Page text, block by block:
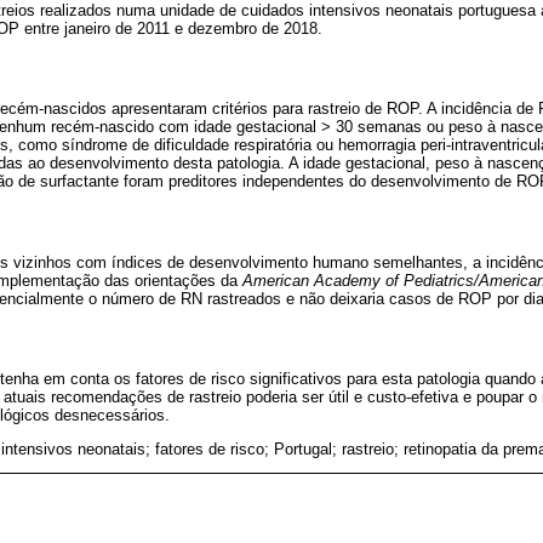
realizados numa unidade de cuidados intensivos neonatais
entre janeiro de 2011 e dezembro de 2018.
nascidos apresentaram critérios para rastreio de ROP. A incidência de
recém-nascido com idade gestacional > 30 semanas ou peso à
como síndrome de dificuldade respiratória ou hemorragia peri-
ao desenvolvimento desta patologia. A idade gestacional, peso à
de surfactante foram preditores independentes do desenvolvimento de
vizinhos com índices de desenvolvimento humano semelhantes, a
das orientações da American Academy of Pediatrics/
o número de RN rastreados e não deixaria casos de ROP por
em conta os fatores de risco significativos para esta patologia quando
recomendações de rastreio poderia ser útil e custo-efetiva e poupar
desnecessários.
neonatais; fatores de risco; Portugal; rastreio; retinopatia da